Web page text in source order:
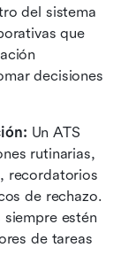
del sistema
que
decisiones
Un ATS
rutinarias,
recordatorios
de rechazo.
estén
de tareas